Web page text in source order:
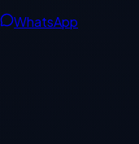
WhatsApp